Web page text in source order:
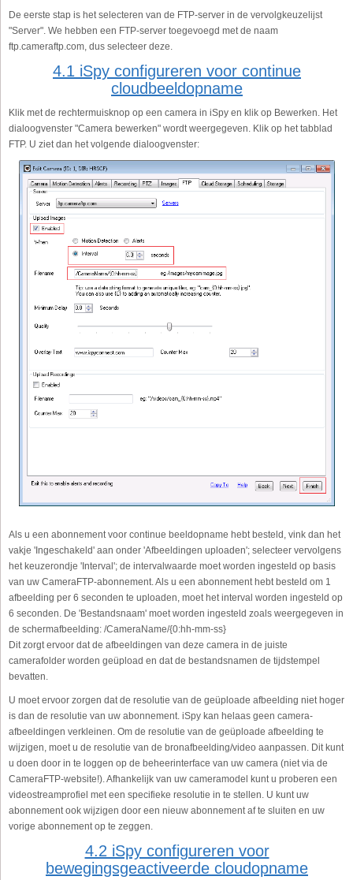
De eerste stap is het selecteren van de FTP-server in de vervolgkeuzelijst
"Server". We hebben een FTP-server toegevoegd met de naam
ftp.cameraftp.com, dus selecteer deze.
4.1 iSpy configureren voor continue
cloudbeeldopname
Klik met de rechtermuisknop op een camera in iSpy en klik op Bewerken. Het
dialoogvenster "Camera bewerken" wordt weergegeven. Klik op het tabblad
FTP. U ziet dan het volgende dialoogvenster:
Als u een abonnement voor continue beeldopname hebt besteld, vink dan het
vakje 'Ingeschakeld' aan onder 'Afbeeldingen uploaden'; selecteer vervolgens
het keuzerondje 'Interval'; de intervalwaarde moet worden ingesteld op basis
van uw CameraFTP-abonnement. Als u een abonnement hebt besteld om 1
afbeelding per 6 seconden te uploaden, moet het interval worden ingesteld op
6 seconden. De 'Bestandsnaam' moet worden ingesteld zoals weergegeven in
de schermafbeelding: /CameraName/{0:hh-mm-ss}
Dit zorgt ervoor dat de afbeeldingen van deze camera in de juiste
camerafolder worden geüpload en dat de bestandsnamen de tijdstempel
bevatten.
U moet ervoor zorgen dat de resolutie van de geüploade afbeelding niet hoger
is dan de resolutie van uw abonnement. iSpy kan helaas geen camera-
afbeeldingen verkleinen. Om de resolutie van de geüploade afbeelding te
wijzigen, moet u de resolutie van de bronafbeelding/video aanpassen. Dit kunt
u doen door in te loggen op de beheerinterface van uw camera (niet via de
CameraFTP-website!). Afhankelijk van uw cameramodel kunt u proberen een
videostreamprofiel met een specifieke resolutie in te stellen. U kunt uw
abonnement ook wijzigen door een nieuw abonnement af te sluiten en uw
vorige abonnement op te zeggen.
4.2 iSpy configureren voor
bewegingsgeactiveerde cloudopname